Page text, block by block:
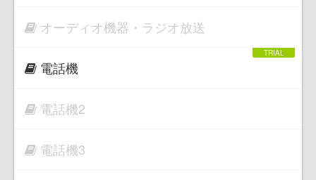
オーディオ機器・ラジオ放送
電話機
電話機2
電話機3